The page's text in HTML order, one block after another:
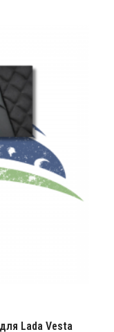
Lada Vesta